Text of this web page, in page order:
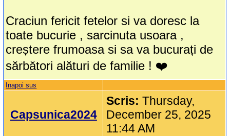
Craciun fericit fetelor si va doresc la
toate bucurie , sarcinuta usoara ,
creștere frumoasa si sa va bucurați de
sărbători alături de familie ! ❤️
Inapoi sus
Capsunica2024
Scris:Thursday,
December 25, 2025
11:44 AM